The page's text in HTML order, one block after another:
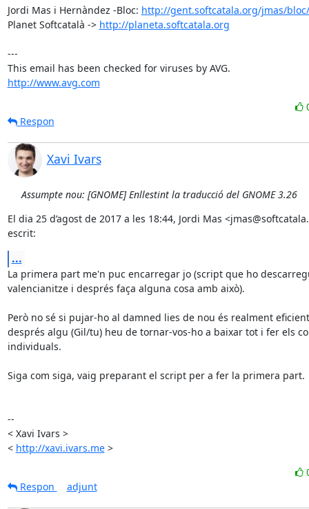
Jordi Mas i Hernàndez -Bloc: http://gent.softcatala.org/jmas/bloc/
Planet Softcatalà -> http://planeta.softcatala.org
---
http://www.avg.com
Respon
Xavi Ivars
Assumpte nou: [GNOME] Enllestint la traducció del GNOME 3.26
El dia 25 d’agost de 2017 a les 18:44, Jordi Mas
escrit:
...
La primera part me'n puc encarregar jo (script que ho
valencianitze i després faça alguna cosa amb això).
Però no sé si pujar-ho al damned lies de nou és realment
després algu (Gil/tu) heu de tornar-vos-ho a baixar tot i fer els
individuals.
Siga com siga, vaig preparant el script per a fer la primera part.
--
< Xavi Ivars >
< http://xavi.ivars.me >
Respon
adjunt